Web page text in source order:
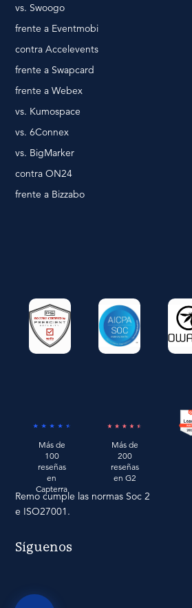
vs. Swoogo
frente a Eventmobi
contra Accelevents
frente a Swapcard
frente a Webex
vs. Kumospace
vs. 6Connex
vs. BigMarker
contra ON24
frente a Bizzabo
Más de
100
reseñas
en
Capterra
Más de
200
reseñas
en G2
Remo cumple las normas Soc 2
e ISO27001.
Síguenos